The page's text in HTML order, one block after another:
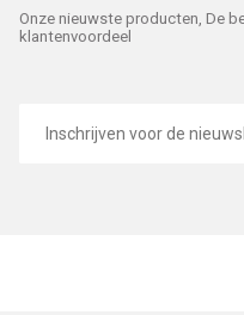
Onze nieuwste producten, De
klantenvoordeel
mailadres